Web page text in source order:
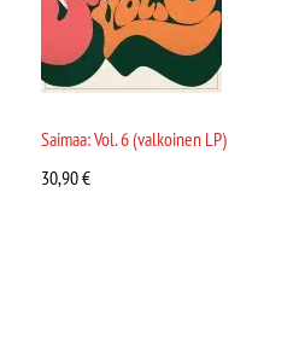
Saimaa: Vol. 6 (valkoinen LP)
30,90€